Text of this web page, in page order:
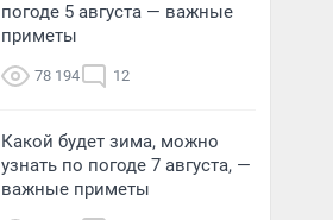
погоде 5 августа — важные
приметы
78 194 12
Какой будет зима, можно
узнать по погоде 7 августа, —
важные приметы